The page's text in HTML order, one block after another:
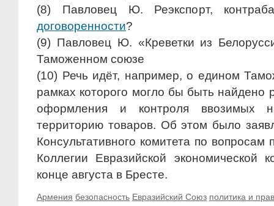
(8) Павловец Ю. Реэкспорт,
договоренности?
(9) Павловец Ю. «Креветки из
Таможенном союзе
(10) Речь идёт, например, о едином
рамках которого могло бы быть найдено
оформления и контроля ввозимых
территорию товаров. Об этом было
Консультативного комитета по вопросам
Коллегии Евразийской экономической
конце августа в Бресте.
Армения безопасность Евразийский Союз политика и